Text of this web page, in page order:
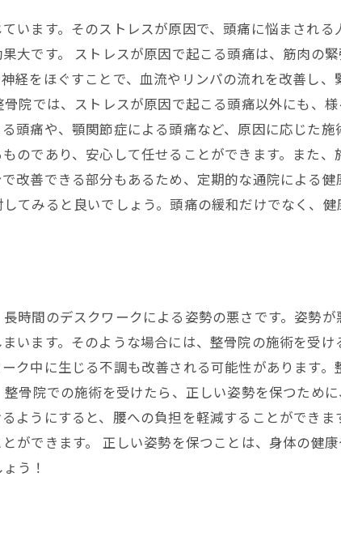
います。そのストレスが原因で、頭痛に悩まされる
大です。 ストレスが原因で起こる頭痛は、筋肉の
経をほぐすことで、血流やリンパの流れを改善し
院では、ストレスが原因で起こる頭痛以外にも、
頭痛や、顎関節症による頭痛など、原因に応じた
のであり、安心して任せることができます。また
改善できる部分もあるため、定期的な通院による
てみると良いでしょう。頭痛の緩和だけでなく、健
時間のデスクワークによる姿勢の悪さです。姿勢
います。そのような場合には、整骨院の施術を受
ク中に生じる不調も改善される可能性があります
骨院での施術を受けたら、正しい姿勢を保つため
ようにすると、腰への負担を軽減することができ
ができます。 正しい姿勢を保つことは、身体の健
う！